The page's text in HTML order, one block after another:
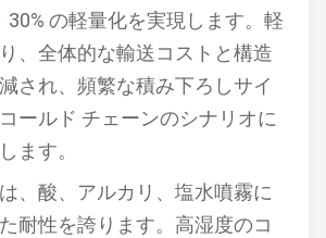
30% の軽量化を実現します。軽
、全体的な輸送コストと構造
され、頻繁な積み下ろしサイ
ールド チェーンのシナリオに
ます。
、酸、アルカリ、塩水噴霧に
耐性を誇ります。高湿度のコ